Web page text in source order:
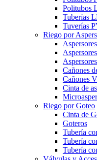
Politubos
Tuberías
Tuverías
Riego por
Cañones
Cañones
Cinta de
Riego por Goteo
Cinta de
Goteros
Tubería
Tubería
Tubería